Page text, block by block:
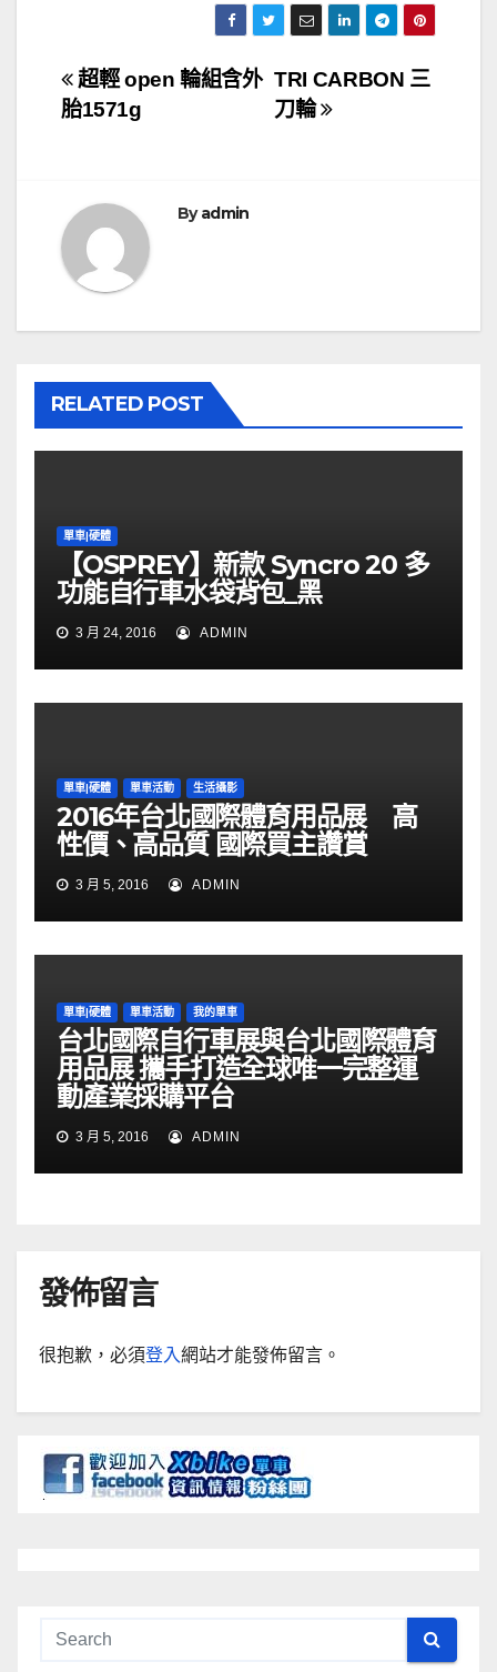
文
章
覽
TRI CARBON 三
刀輪
超輕 open 輪組含外
胎1571g
Byadmin
RELATED POST
單車|硬體
【OSPREY】新款 Syncro 20 多
功能自行車水袋背包_黑
3 月 24, 2016 ADMIN
單車|硬體 單車活動 生活攝影
2016年台北國際體育用品展 高
性價、高品質 國際買主讚賞
3 月 5, 2016 ADMIN
單車|硬體 單車活動 我的單車
台北國際自行車展與台北國際體育
用品展 攜手打造全球唯一完整運
動產業採購平台
3 月 5, 2016 ADMIN
發佈留言
很抱歉，必須登入網站才能發佈留言。